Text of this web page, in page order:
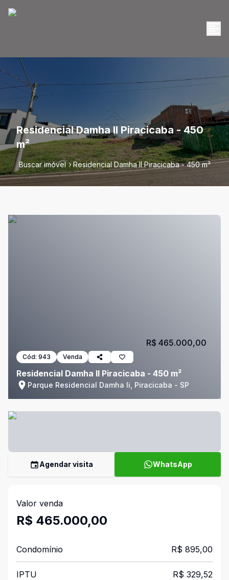
Residencial Damha II Piracicaba - 450
m²
Buscar imóvel Residencial Damha II Piracicaba - 450 m²
Cód: 943 Venda
Residencial Damha II Piracicaba - 450 m²
Parque Residencial Damha Ii, Piracicaba - SP
R$ 465.000,00
Agendar visita WhatsApp
Valor venda
R$ 465.000,00
Condomínio R$ 895,00
IPTU R$ 329,52